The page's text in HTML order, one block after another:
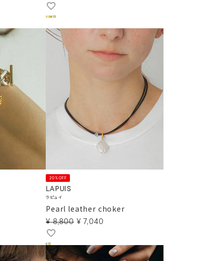
20%OFF
LAPUIS
ラピュイ
Pearl leather choker
¥ 8,800 ¥ 7,040